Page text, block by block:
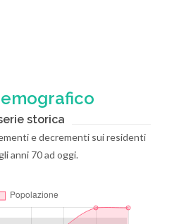
storica
e decrementi sui residenti
anni 70 ad oggi.